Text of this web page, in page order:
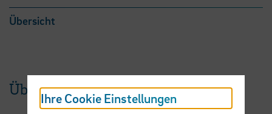
Übersicht
ÜbersichtIhre Cookie Einstellungen